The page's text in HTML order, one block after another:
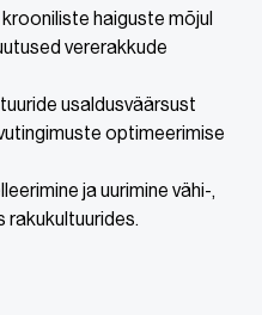
haiguste mõjul
vererakkude
usaldusväärsust
optimeerimise
ja uurimine vähi-,
rakukultuurides.